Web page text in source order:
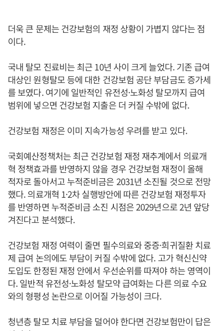
더욱 큰 문제는 건강보험의 재정 상황이 가볍지 않다는 점
이다.
국내 탈모 진료비는 최근 10년 사이 크게 늘었다. 기존 급여
대상인 원형탈모 등에 대한 건강보험 공단 부담금도 증가세
를 보였다. 여기에 일반적인 유전성·노화성 탈모까지 급여
범위에 넣으면 건강보험 지출은 더 커질 수밖에 없다.
건강보험 재정은 이미 지속가능성 우려를 받고 있다.
국회예산정책처는 최근 건강보험 재정 재추계에서 의료개
혁 정책효과를 반영하지 않을 경우 건강보험 재정이 올해
적자로 돌아서고 누적준비금은 2031년 소진될 것으로 전망
했다. 의료개혁 1·2차 실행방안에 따른 건강보험 재정투자
를 반영하면 누적준비금 소진 시점은 2029년으로 2년 앞당
겨진다고 분석했다.
건강보험 재정 여력이 줄면 필수의료와 중증·희귀질환 치료
제 급여 논의에도 부담이 커질 수밖에 없다. 고가 혁신신약
도입도 한정된 재정 안에서 우선순위를 따져야 하는 영역이
다. 일반적 유전성·노화성 탈모약 급여화는 다른 의료 수요
와의 형평성 논란으로 이어질 가능성이 크다.
청년층 탈모 치료 부담을 덜어야 한다면 건강보험만이 답은